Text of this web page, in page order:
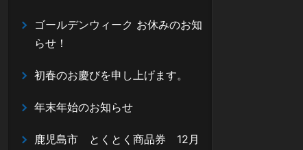
ゴールデンウィーク お休みのお知
らせ！
初春のお慶びを申し上げます。
年末年始のお知らせ
鹿児島市 とくとく商品券 12月